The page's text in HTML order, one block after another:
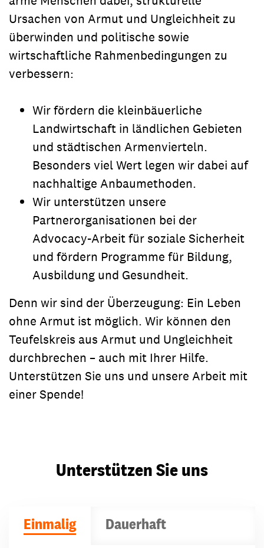
Ursachen von Armut und Ungleichheit zu
überwinden und politische sowie
wirtschaftliche Rahmenbedingungen zu
verbessern:
Wir fördern die kleinbäuerliche
Landwirtschaft in ländlichen Gebieten
und städtischen Armenvierteln.
Besonders viel Wert legen wir dabei auf
nachhaltige Anbaumethoden.
Wir unterstützen unsere
Partnerorganisationen bei der
Advocacy-Arbeit für soziale Sicherheit
und fördern Programme für Bildung,
Ausbildung und Gesundheit.
Denn wir sind der Überzeugung: Ein Leben
ohne Armut ist möglich. Wir können den
Teufelskreis aus Armut und Ungleichheit
durchbrechen – auch mit Ihrer Hilfe.
Unterstützen Sie uns und unsere Arbeit mit
einer Spende!
Unterstützen Sie uns
Einmalig Dauerhaft